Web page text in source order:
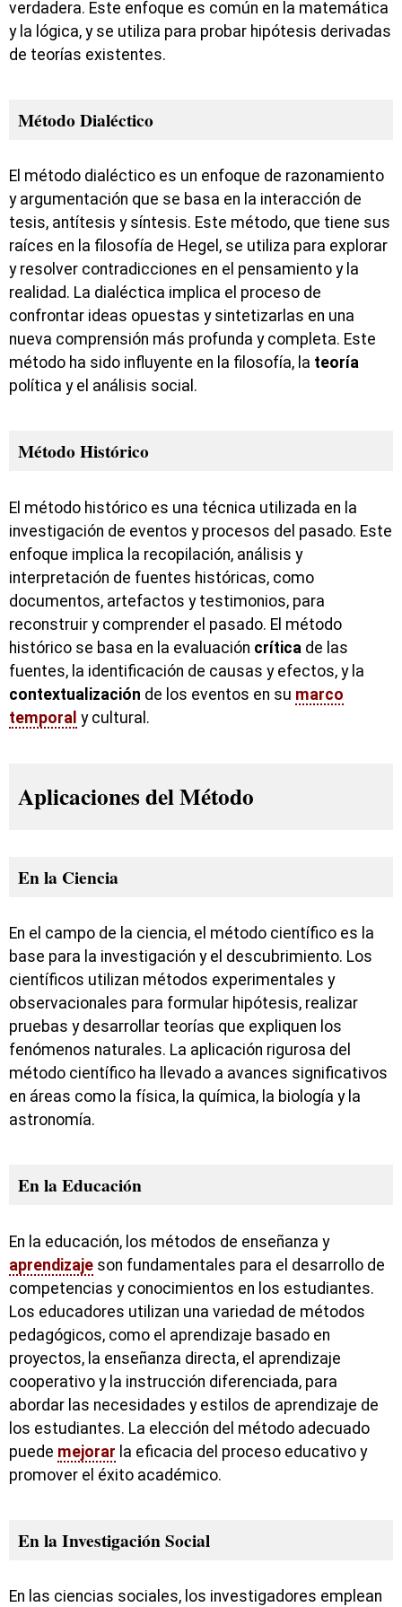
verdadera. Este enfoque es común en la matemática
y la lógica, y se utiliza para probar hipótesis derivadas
de teorías existentes.
Método Dialéctico
El método dialéctico es un enfoque de razonamiento
y argumentación que se basa en la interacción de
tesis, antítesis y síntesis. Este método, que tiene sus
raíces en la filosofía de Hegel, se utiliza para explorar
y resolver contradicciones en el pensamiento y la
realidad. La dialéctica implica el proceso de
confrontar ideas opuestas y sintetizarlas en una
nueva comprensión más profunda y completa. Este
método ha sido influyente en la filosofía, la teoría
política y el análisis social.
Método Histórico
El método histórico es una técnica utilizada en la
investigación de eventos y procesos del pasado. Este
enfoque implica la recopilación, análisis y
interpretación de fuentes históricas, como
documentos, artefactos y testimonios, para
reconstruir y comprender el pasado. El método
histórico se basa en la evaluación crítica de las
fuentes, la identificación de causas y efectos, y la
contextualización de los eventos en su marco
temporal y cultural.
Aplicaciones del Método
En la Ciencia
En el campo de la ciencia, el método científico es la
base para la investigación y el descubrimiento. Los
científicos utilizan métodos experimentales y
observacionales para formular hipótesis, realizar
pruebas y desarrollar teorías que expliquen los
fenómenos naturales. La aplicación rigurosa del
método científico ha llevado a avances significativos
en áreas como la física, la química, la biología y la
astronomía.
En la Educación
En la educación, los métodos de enseñanza y
aprendizaje son fundamentales para el desarrollo de
competencias y conocimientos en los estudiantes.
Los educadores utilizan una variedad de métodos
pedagógicos, como el aprendizaje basado en
proyectos, la enseñanza directa, el aprendizaje
cooperativo y la instrucción diferenciada, para
abordar las necesidades y estilos de aprendizaje de
los estudiantes. La elección del método adecuado
puede mejorar la eficacia del proceso educativo y
promover el éxito académico.
En la Investigación Social
En las ciencias sociales, los investigadores emplean